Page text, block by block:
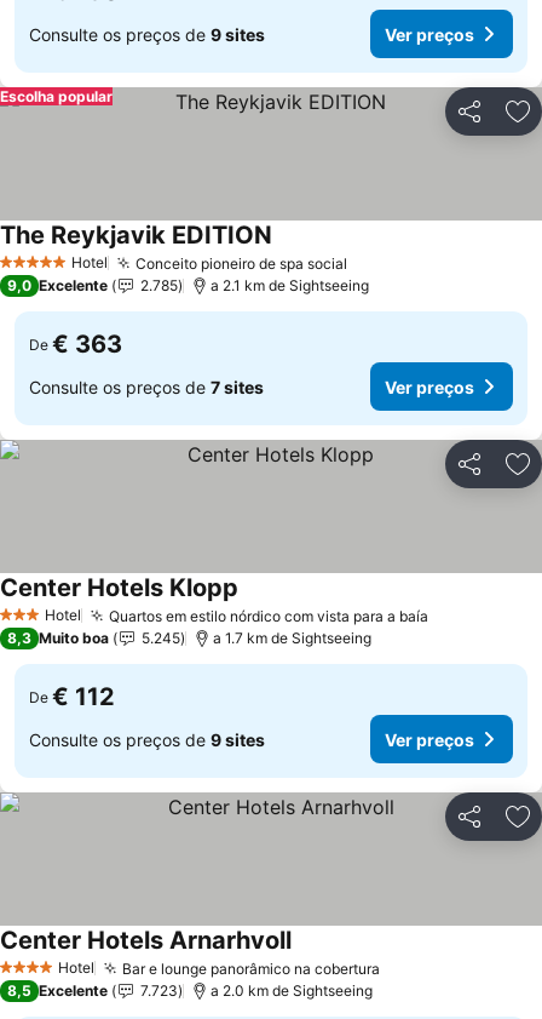
Consulte os preços de 9 sites Ver preços
Partilhar
Escolha popular
5 Estrelas Hotel Conceito pioneiro de spa social
The Reykjavik EDITION
9,0 Excelente 2.785 a 2.1 km de Sightseeing
De € 363
Consulte os preços de 7 sites Ver preços
Partilhar
3 EstrelasHotel Quartos em estilo nórdico com vista para a baía
Center Hotels Klopp
8,3 Muito boa 5.245 a 1.7 km de Sightseeing
De € 112
Consulte os preços de 9 sites Ver preços
Partilhar
4 EstrelasHotel Bar e lounge panorâmico na cobertura
Center Hotels Arnarhvoll
8,5 Excelente 7.723 a 2.0 km de Sightseeing